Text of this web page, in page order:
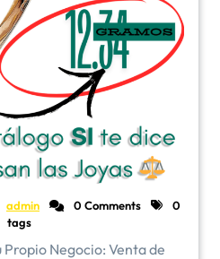
admin 0 Comments
0
tags
Propio Negocio: Venta de